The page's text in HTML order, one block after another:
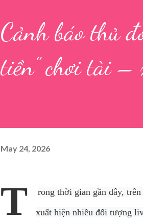
Cảnh báo thủ
tiền” chơi tài –
May 24, 2026
T
rong thời gian gần đây,
xuất hiện nhiều đối tượng